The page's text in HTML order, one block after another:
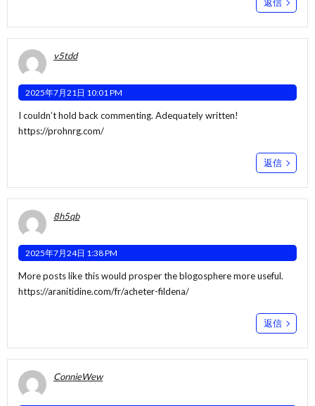
v5tdd
2025年7月21日 10:01 PM
I couldn’t hold back commenting. Adequately written!
https://prohnrg.com/
返信
8h5qb
2025年7月24日 1:38 PM
More posts like this would prosper the blogosphere more useful.
https://aranitidine.com/fr/acheter-fildena/
返信
ConnieWew